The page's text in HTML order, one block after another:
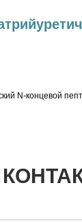
N-концевой